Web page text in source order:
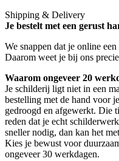
Shipping & Delivery
Je bestelt met een gerust
We snappen dat je online
Daarom weet je bij ons
Waarom ongeveer 20
Je schilderij ligt niet in een
bestelling met de hand voor
gedroogd en afgewerkt. Die
reden dat je echt
sneller nodig, dan kan het
Kies je bewust voor
ongeveer 30 werkdagen.